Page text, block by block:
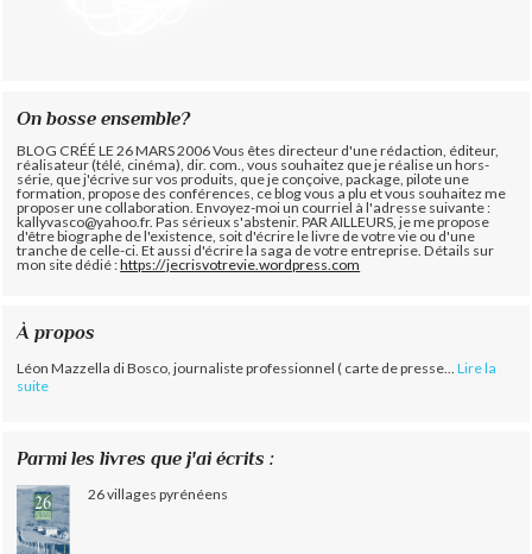
On bosse ensemble?
BLOG CRÉÉ LE 26 MARS 2006 Vous êtes directeur d'une rédaction, éditeur,
réalisateur (télé, cinéma), dir. com., vous souhaitez que je réalise un hors-
série, que j'écrive sur vos produits, que je conçoive, package, pilote une
formation, propose des conférences, ce blog vous a plu et vous souhaitez me
proposer une collaboration. Envoyez-moi un courriel à l'adresse suivante :
kallyvasco@yahoo.fr. Pas sérieux s'abstenir. PAR AILLEURS, je me propose
d'être biographe de l'existence, soit d'écrire le livre de votre vie ou d'une
tranche de celle-ci. Et aussi d'écrire la saga de votre entreprise. Détails sur
mon site dédié :https://jecrisvotrevie.wordpress.com
À propos
Léon Mazzella di Bosco, journaliste professionnel ( carte de presse... Lire la
suite
Parmi les livres que j'ai écrits :
26 villages pyrénéens